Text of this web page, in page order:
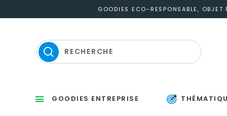
GOODIES ECO-RESPONSABLE,
GOODIES ENTREPRISE